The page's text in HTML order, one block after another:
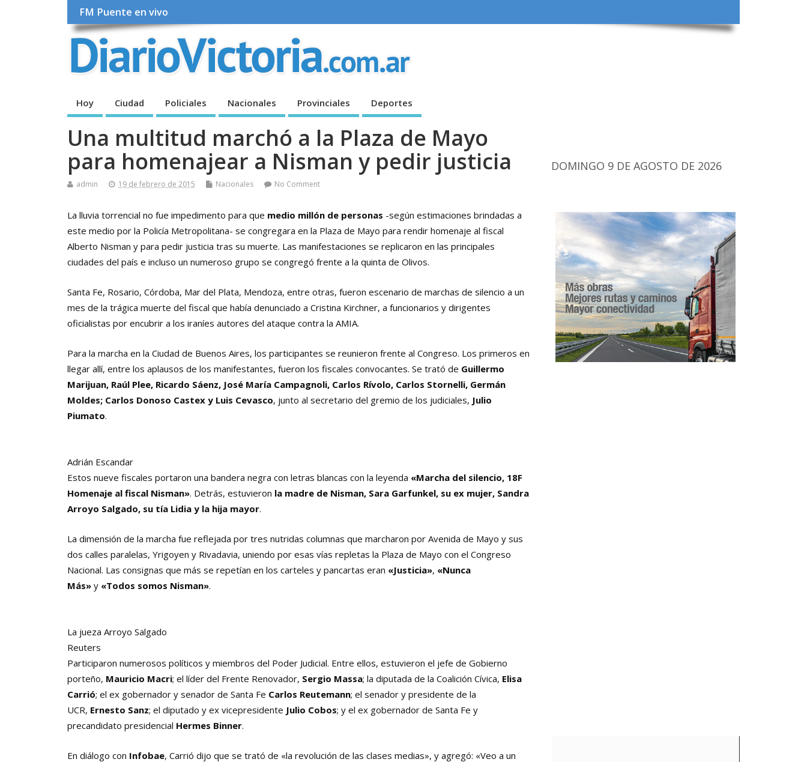
FM Puente en vivo
Hoy Ciudad Policiales Nacionales Provinciales Deportes
Una multitud marchó a la Plaza de Mayo
para homenajear a Nisman y pedir justicia
admin 19 de febrero de 2015 Nacionales No Comment
La lluvia torrencial no fue impedimento para que medio millón de personas -según estimaciones brindadas a
este medio por la Policía Metropolitana- se congregara en la Plaza de Mayo para rendir homenaje al fiscal
Alberto Nisman y para pedir justicia tras su muerte. Las manifestaciones se replicaron en las principales
ciudades del país e incluso un numeroso grupo se congregó frente a la quinta de Olivos.
Santa Fe, Rosario, Córdoba, Mar del Plata, Mendoza, entre otras, fueron escenario de marchas de silencio a un
mes de la trágica muerte del fiscal que había denunciado a Cristina Kirchner, a funcionarios y dirigentes
oficialistas por encubrir a los iraníes autores del ataque contra la AMIA.
Para la marcha en la Ciudad de Buenos Aires, los participantes se reunieron frente al Congreso. Los primeros en
llegar allí, entre los aplausos de los manifestantes, fueron los fiscales convocantes. Se trató de Guillermo
Marijuan, Raúl Plee, Ricardo Sáenz, José María Campagnoli, Carlos Rívolo, Carlos Stornelli, Germán
Moldes; Carlos Donoso Castex y Luis Cevasco, junto al secretario del gremio de los judiciales, Julio
Piumato.
Adrián Escandar
Estos nueve fiscales portaron una bandera negra con letras blancas con la leyenda «Marcha del silencio, 18F
Homenaje al fiscal Nisman». Detrás, estuvieron la madre de Nisman, Sara Garfunkel, su ex mujer, Sandra
Arroyo Salgado, su tía Lidia y la hija mayor.
La dimensión de la marcha fue reflejada por tres nutridas columnas que marcharon por Avenida de Mayo y sus
dos calles paralelas, Yrigoyen y Rivadavia, uniendo por esas vías repletas la Plaza de Mayo con el Congreso
Nacional. Las consignas que más se repetían en los carteles y pancartas eran «Justicia», «Nunca
Más» y «Todos somos Nisman».
La jueza Arroyo Salgado
Reuters
Participaron numerosos políticos y miembros del Poder Judicial. Entre ellos, estuvieron el jefe de Gobierno
porteño, Mauricio Macri; el líder del Frente Renovador, Sergio Massa; la diputada de la Coalición Cívica, Elisa
Carrió; el ex gobernador y senador de Santa Fe Carlos Reutemann; el senador y presidente de la
UCR, Ernesto Sanz; el diputado y ex vicepresidente Julio Cobos; y el ex gobernador de Santa Fe y
precandidato presidencial Hermes Binner.
En diálogo con Infobae, Carrió dijo que se trató de «la revolución de las clases medias», y agregó: «Veo a un
DOMINGO 9 DE AGOSTO DE 2026